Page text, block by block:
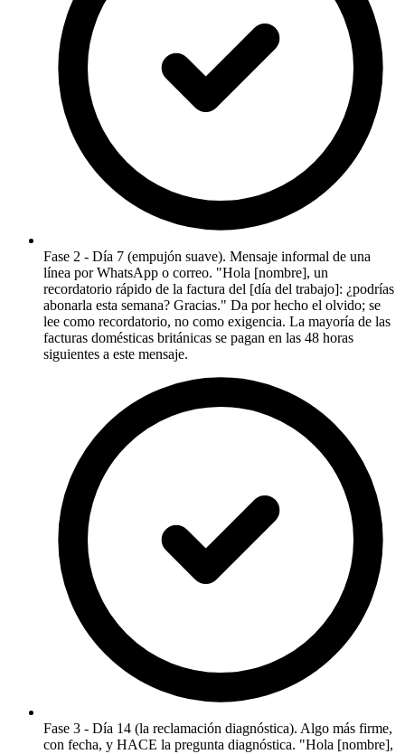
Fase 2 - Día 7 (empujón suave). Mensaje informal de una
línea por WhatsApp o correo. "Hola [nombre], un
recordatorio rápido de la factura del [día del trabajo]: ¿podrías
abonarla esta semana? Gracias." Da por hecho el olvido; se
lee como recordatorio, no como exigencia. La mayoría de las
facturas domésticas británicas se pagan en las 48 horas
siguientes a este mensaje.
Fase 3 - Día 14 (la reclamación diagnóstica). Algo más firme,
con fecha, y HACE la pregunta diagnóstica. "Hola [nombre],